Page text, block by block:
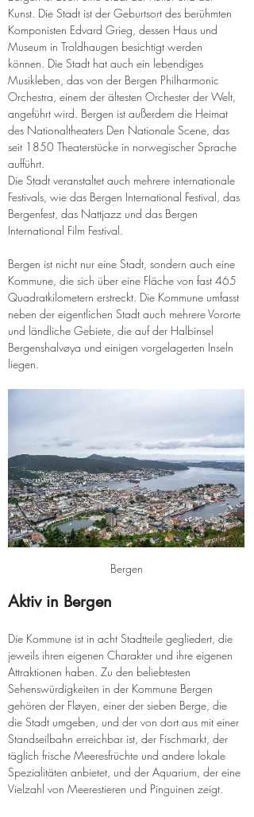
Kunst. Die Stadt ist der Geburtsort des berühmten
Komponisten Edvard Grieg, dessen Haus und
Museum in Troldhaugen besichtigt werden
können. Die Stadt hat auch ein lebendiges
Musikleben, das von der Bergen Philharmonic
Orchestra, einem der ältesten Orchester der Welt,
angeführt wird. Bergen ist außerdem die Heimat
des Nationaltheaters Den Nationale Scene, das
seit 1850 Theaterstücke in norwegischer Sprache
aufführt.
Die Stadt veranstaltet auch mehrere internationale
Festivals, wie das Bergen International Festival, das
Bergenfest, das Nattjazz und das Bergen
International Film Festival.
Bergen ist nicht nur eine Stadt, sondern auch eine
Kommune, die sich über eine Fläche von fast 465
Quadratkilometern erstreckt. Die Kommune umfasst
neben der eigentlichen Stadt auch mehrere Vororte
und ländliche Gebiete, die auf der Halbinsel
Bergenshalvøya und einigen vorgelagerten Inseln
liegen.
Bergen
Aktiv in Bergen
Die Kommune ist in acht Stadtteile gegliedert, die
jeweils ihren eigenen Charakter und ihre eigenen
Attraktionen haben. Zu den beliebtesten
Sehenswürdigkeiten in der Kommune Bergen
gehören der Fløyen, einer der sieben Berge, die
die Stadt umgeben, und der von dort aus mit einer
Standseilbahn erreichbar ist, der Fischmarkt, der
täglich frische Meeresfrüchte und andere lokale
Spezialitäten anbietet, und der Aquarium, der eine
Vielzahl von Meerestieren und Pinguinen zeigt.